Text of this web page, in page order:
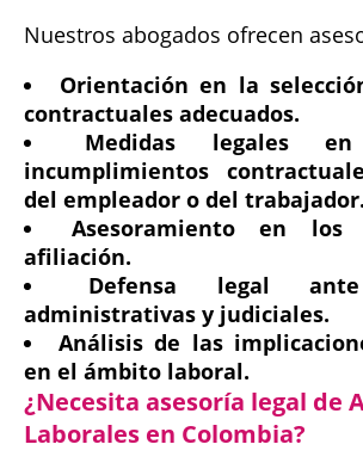
Nuestros abogados ofrecen
Orientación en la
contractuales adecuados.
Medidas legales
incumplimientos
del empleador o del trabajador.
Asesoramiento en los
afiliación.
Defensa legal
administrativas y judiciales.
Análisis de las
en el ámbito laboral.
¿Necesita asesoría legal de
Laborales en Colombia?